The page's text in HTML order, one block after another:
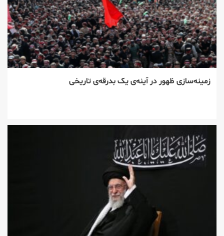
زمینه‌سازی ظهور در آینه‌ی یک بدرقه‌ی تاریخی